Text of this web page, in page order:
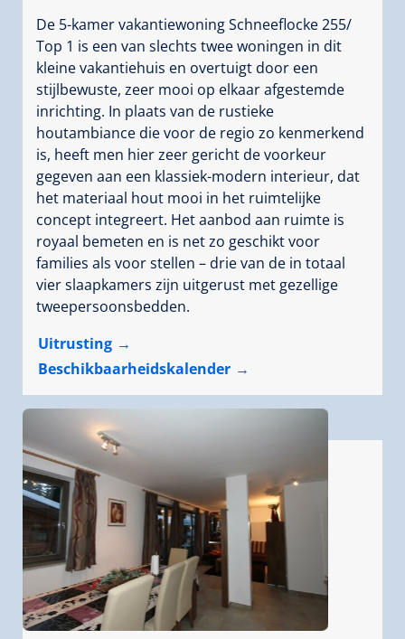
De 5-kamer vakantiewoning Schneeflocke 255/
Top 1 is een van slechts twee woningen in dit
kleine vakantiehuis en overtuigt door een
stijlbewuste, zeer mooi op elkaar afgestemde
inrichting. In plaats van de rustieke
houtambiance die voor de regio zo kenmerkend
is, heeft men hier zeer gericht de voorkeur
gegeven aan een klassiek-modern interieur, dat
het materiaal hout mooi in het ruimtelijke
concept integreert. Het aanbod aan ruimte is
royaal bemeten en is net zo geschikt voor
families als voor stellen – drie van de in totaal
vier slaapkamers zijn uitgerust met gezellige
tweepersoonsbedden.
Uitrusting
Beschikbaarheidskalender